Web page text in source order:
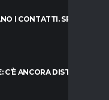
I CONTATTI. SPUNTA
ANCORA DISTANZA